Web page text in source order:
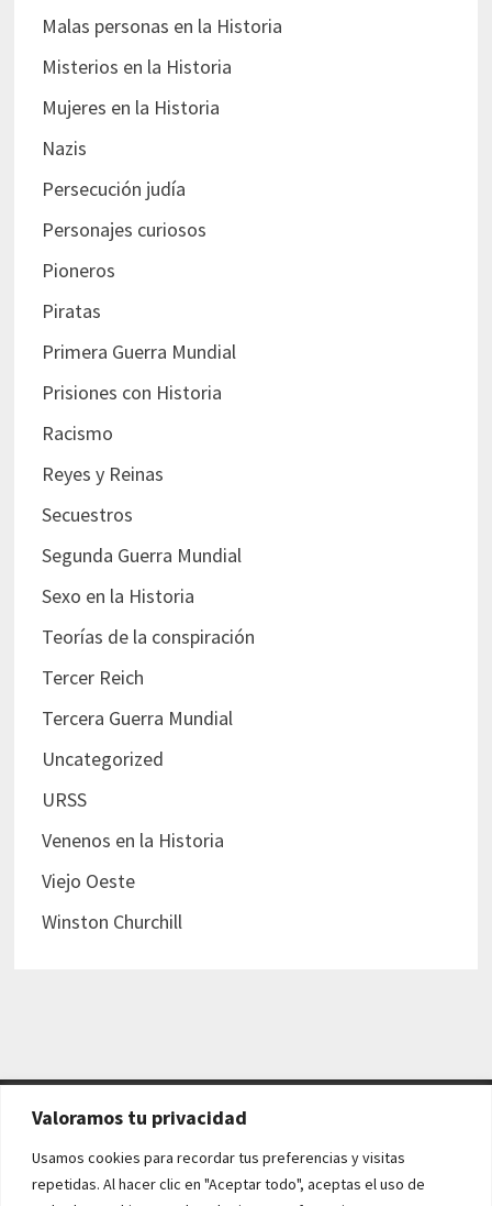
Valoramos tu privacidad
Usamos cookies para recordar tus preferencias y visitas
repetidas. Al hacer clic en "Aceptar todo", aceptas el uso de
Malas personas en la Historia
Misterios en la Historia
Mujeres en la Historia
Nazis
Persecución judía
Personajes curiosos
Pioneros
Piratas
Primera Guerra Mundial
Prisiones con Historia
Racismo
Reyes y Reinas
Secuestros
Segunda Guerra Mundial
Sexo en la Historia
Teorías de la conspiración
Tercer Reich
Tercera Guerra Mundial
Uncategorized
URSS
Venenos en la Historia
Viejo Oeste
Winston Churchill
AVISO LEGAL Y POLÍTICAS